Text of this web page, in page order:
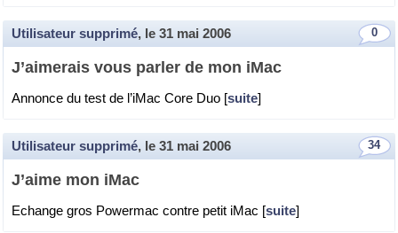
0
Utilisateur supprimé, le 31 mai 2006
J’ai­me­rais vous par­ler de mon iMac
An­nonce du test de l’iMac Core Duo [suite]
34
Utilisateur supprimé, le 31 mai 2006
J’aime mon iMac
Echange gros Po­wer­mac contre petit iMac [suite]